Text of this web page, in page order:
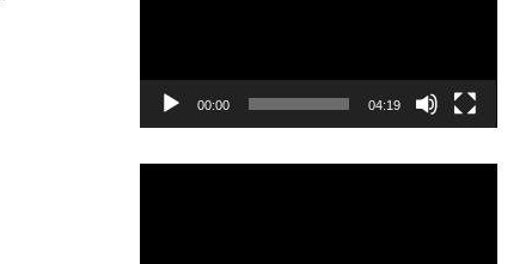
00:00 04:19